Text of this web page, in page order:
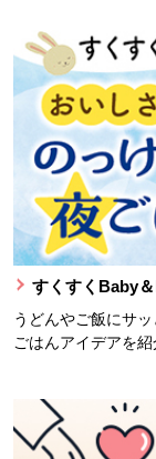
すくすくBaby
うどんやご飯にサ
ごはんアイデアを紹